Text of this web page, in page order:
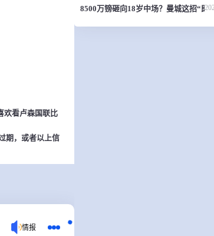
欢看卢森国联比
期，或者以上信
情报
8500万镑砸向18岁中场？曼城这招“即